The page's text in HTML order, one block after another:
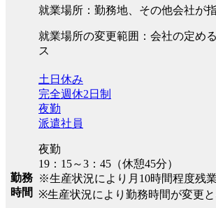
就業場所：勤務地、その他会社が
就業場所の変更範囲：会社の定め
ス
勤務
時間
土日休み
完全週休2日制
夜勤
派遣社員
夜勤
19：15～3：45（休憩45分）
※生産状況により月10時間程度残
※生産状況により勤務時間が変更